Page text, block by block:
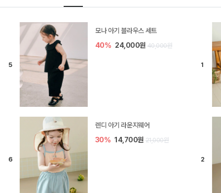
모나 아기 블라우스 세트
40% 24,000원 40,000원
렌디 아기 라운지웨어
30% 14,700원 21,000원